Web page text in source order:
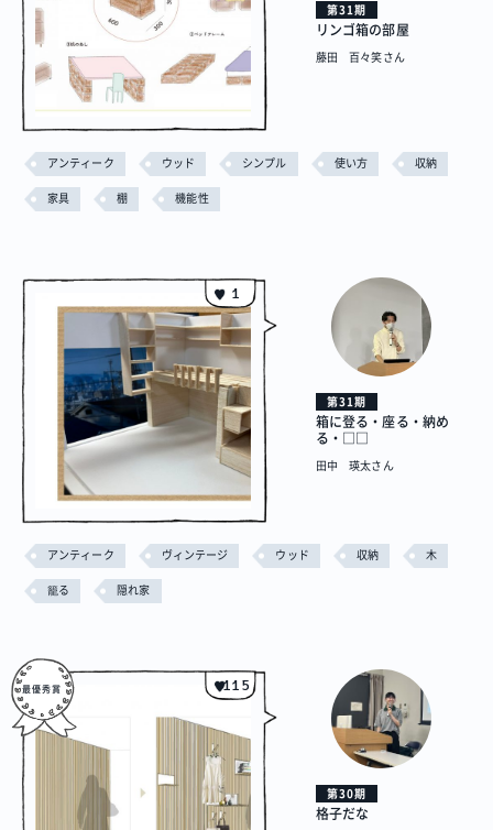
第31期
リンゴ箱の部屋
藤田 百々笑さん
アンティーク ウッド シンプル 使い方 収納
家具 棚 機能性
1
第31期
箱に登る・座る・納め
る・□□
田中 瑛太さん
アンティーク ヴィンテージ ウッド 収納 木
籠る 隠れ家
115
第30期
格子だな